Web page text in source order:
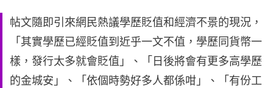
帖文隨即引來網民熱議學歷貶值和經濟不景的現況，
「其實學歷已經貶值到近乎一文不值，學歷同貨幣一
樣，發行太多就會貶值」、「日後將會有更多高學歷
的金城安」、「依個時勢好多人都係咁」、「有份工